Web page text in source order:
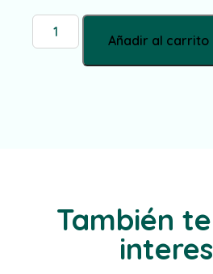
Añadir al carrito
También